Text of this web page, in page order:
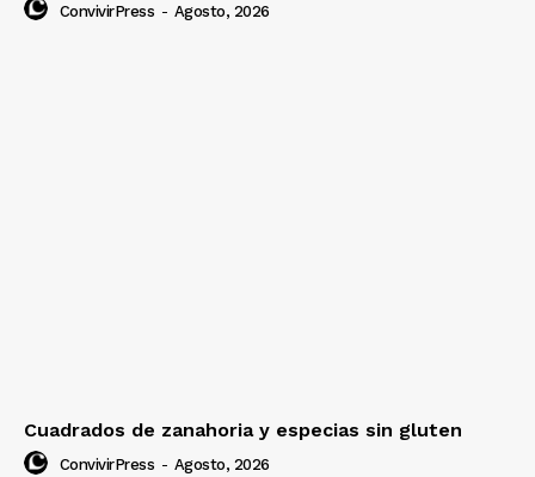
ConvivirPress - Agosto, 2026
Cuadrados de zanahoria y especias sin gluten
ConvivirPress - Agosto, 2026